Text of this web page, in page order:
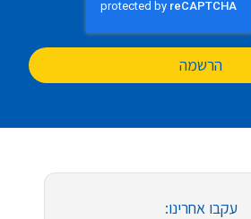
הרשמה
עקבו אחרינו: